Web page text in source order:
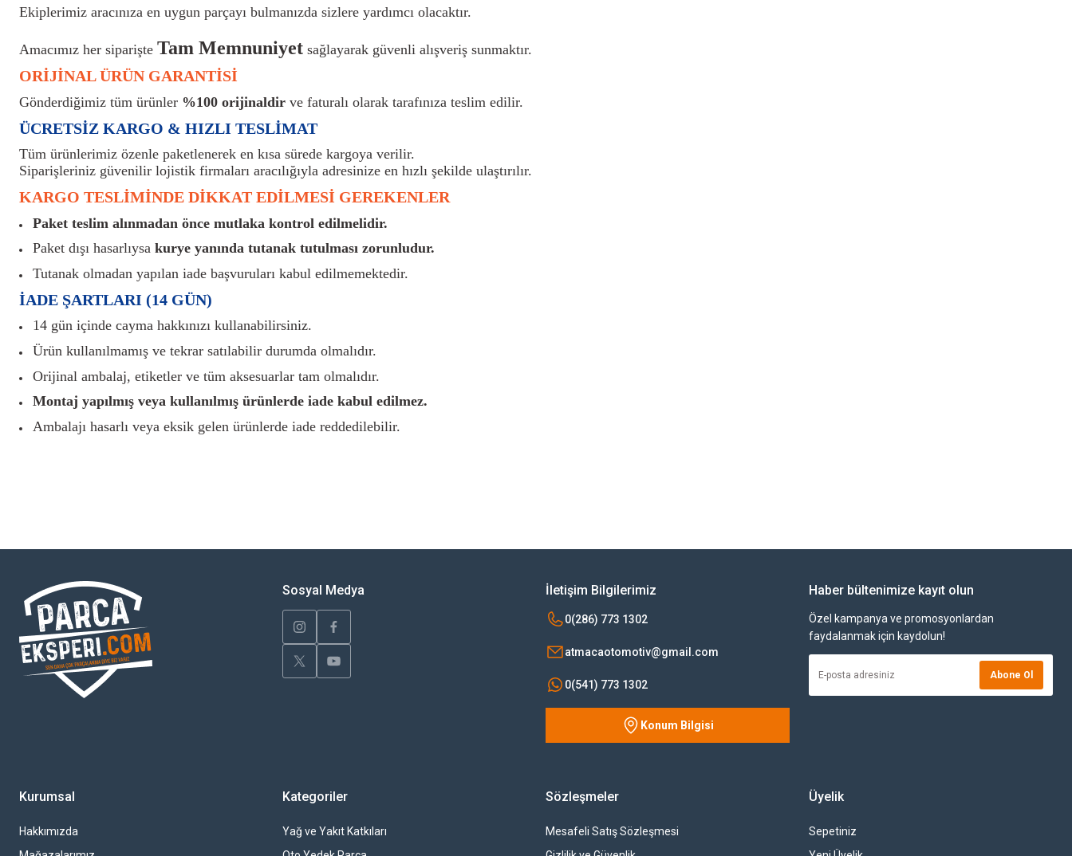
Ekiplerimiz aracınıza en uygun parçayı bulmanızda sizlere yardımcı olacaktır.
Amacımız her siparişte Tam Memnuniyet sağlayarak güvenli alışveriş sunmaktır.
ORİJİNAL ÜRÜN GARANTİSİ
Gönderdiğimiz tüm ürünler %100 orijinaldir ve faturalı olarak tarafınıza teslim edilir.
ÜCRETSİZ KARGO & HIZLI TESLİMAT
Tüm ürünlerimiz özenle paketlenerek en kısa sürede kargoya verilir.
Siparişleriniz güvenilir lojistik firmaları aracılığıyla adresinize en hızlı şekilde ulaştırılır.
KARGO TESLİMİNDE DİKKAT EDİLMESİ GEREKENLER
Paket teslim alınmadan önce mutlaka kontrol edilmelidir.
Paket dışı hasarlıysa kurye yanında tutanak tutulması zorunludur.
Tutanak olmadan yapılan iade başvuruları kabul edilmemektedir.
İADE ŞARTLARI (14 GÜN)
14 gün içinde cayma hakkınızı kullanabilirsiniz.
Ürün kullanılmamış ve tekrar satılabilir durumda olmalıdır.
Orijinal ambalaj, etiketler ve tüm aksesuarlar tam olmalıdır.
Montaj yapılmış veya kullanılmış ürünlerde iade kabul edilmez.
Ambalajı hasarlı veya eksik gelen ürünlerde iade reddedilebilir.
Ürün bilgilerinde hatalar bulunuyor.
Ürün fiyatı diğer sitelerden daha pahalı.
Bu ürüne benzer farklı alternatifler olmalı.
Gönder
Sosyal Medya İletişim Bilgilerimiz
0(286) 773 1302
atmacaotomotiv@gmail.com
0(541) 773 1302
Konum Bilgisi
Haber bültenimize kayıt olun
Özel kampanya ve promosyonlardan
faydalanmak için kaydolun!
Abone Ol
Kurumsal
Hakkımızda
Kategoriler
Yağ ve Yakıt Katkıları
Sözleşmeler
Mesafeli Satış Sözleşmesi
Üyelik
Sepetiniz